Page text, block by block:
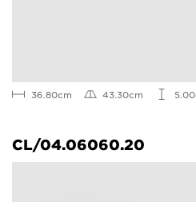
36.80cm 43.30cm
CL/04.06060.20